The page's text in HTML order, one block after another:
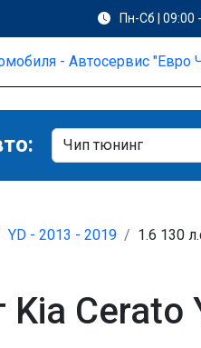
Пн-Сб | 09:00
YD - 2013 - 2019 1.6 130
Cerato